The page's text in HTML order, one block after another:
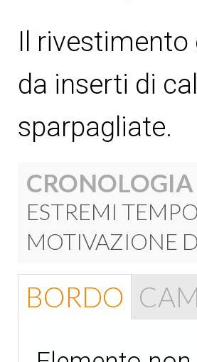
Il
da inserti di
sparpagliate.
CRONOLOGIA
ESTREMI
MOTIVAZIONE
BORDO